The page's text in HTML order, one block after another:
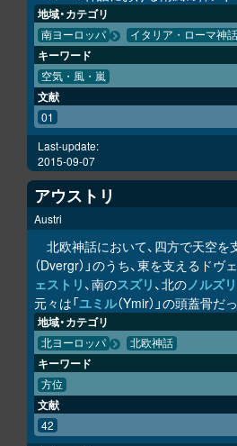
地域・カテゴリ
南ヨーロッパ イタリア・ローマ神話
キーワード
空気・風・嵐
文献
01
Last-update:
2015-09-07
アウストリ
Austri
北欧神話において、四方で天空を
（Dvergr）」のうち、東を支えるド
ェストリ 、南のスズリ 、北のノルズリ
元々は「ユミル（Ymir）」の頭蓋骨だっ
地域・カテゴリ
北ヨーロッパ 北欧神話
キーワード
方位
文献
42